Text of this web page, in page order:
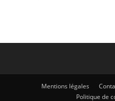
Mentions légales
Politique de